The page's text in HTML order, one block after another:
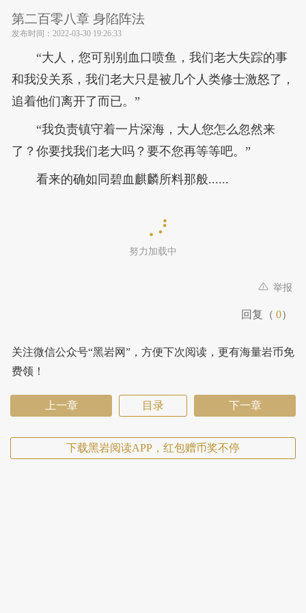
第二百零八章 身陷阵法
发布时间： 2022-03-30 19:26:33
“大人，您可别别血口喷鱼，我们老大失踪的事
和我没关系，我们老大只是被几个人类修士激怒了，
追着他们离开了而已。”
“我负责镇守着一片深海，大人您怎么忽然来
了？你要找我们老大吗？要不您再等等吧。”
看来的确如同碧血麒麟所料那般......
努力加载中
举报
回复（ 0）
关注微信公众号“黑岩网”，方便下次阅读，更有海量岩币免
费领！
上一章 目录 下一章
下载黑岩阅读APP，红包赠币奖不停